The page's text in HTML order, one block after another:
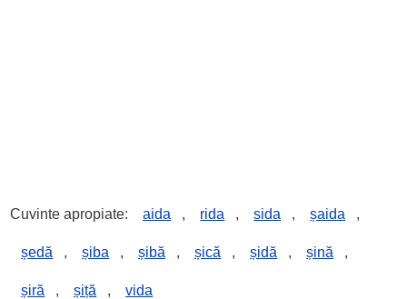
Cuvinte apropiate: aida , rida , sida , șaida ,
ședă , șiba , șibă , șică , șidă , șină ,
șiră , șiță , vida